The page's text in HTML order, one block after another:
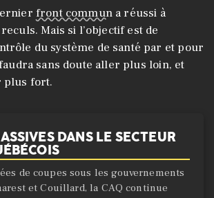
front communa réussi à
Mais si l’objectif est de
du système de santé par et pour
sans doute aller plus loin, et
plus fort.
DANS LE SECTEUR
de coupes sous les gouvernements
et Couillard, la CAQ continue